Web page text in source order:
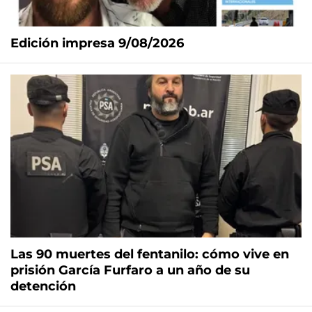
Edición impresa 9/08/2026
Las 90 muertes del fentanilo: cómo vive en
prisión García Furfaro a un año de su
detención